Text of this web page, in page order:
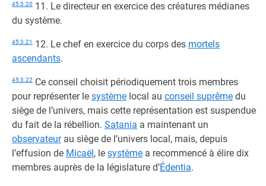
45:3.20 11. Le directeur en exercice des créatures médianes
du système.
45:3.21 12. Le chef en exercice du corps des mortels
ascendants.
45:3.22 Ce conseil choisit périodiquement trois membres
pour représenter le système local au conseil suprême du
siège de l’univers, mais cette représentation est suspendue
du fait de la rébellion. Satania a maintenant un
observateurau siège de l’univers local, mais, depuis
l’effusion de Micaël, le système a recommencé à élire dix
membres auprès de la législature d’Édentia.